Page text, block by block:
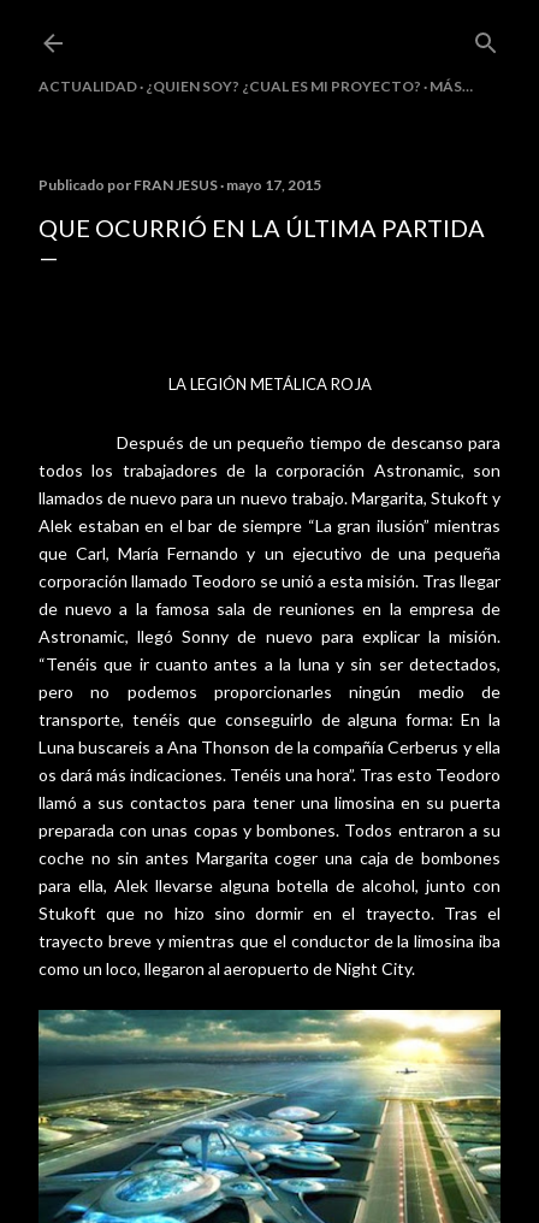
ACTUALIDAD ¿QUIEN SOY? ¿CUAL ES MI PROYECTO? MÁS…
Publicado por FRAN JESUS mayo 17, 2015
QUE OCURRIÓ EN LA ÚLTIMA PARTIDA
LA LEGIÓN METÁLICA ROJA
Después de un pequeño tiempo de descanso para
todos los trabajadores de la corporación Astronamic, son
llamados de nuevo para un nuevo trabajo. Margarita, Stukoft y
Alek estaban en el bar de siempre “La gran ilusión” mientras
que Carl, María Fernando y un ejecutivo de una pequeña
corporación llamado Teodoro se unió a esta misión. Tras llegar
de nuevo a la famosa sala de reuniones en la empresa de
Astronamic, llegó Sonny de nuevo para explicar la misión.
“Tenéis que ir cuanto antes a la luna y sin ser detectados,
pero no podemos proporcionarles ningún medio de
transporte, tenéis que conseguirlo de alguna forma: En la
Luna buscareis a Ana Thonson de la compañía Cerberus y ella
os dará más indicaciones. Tenéis una hora”. Tras esto Teodoro
llamó a sus contactos para tener una limosina en su puerta
preparada con unas copas y bombones. Todos entraron a su
coche no sin antes Margarita coger una caja de bombones
para ella, Alek llevarse alguna botella de alcohol, junto con
Stukoft que no hizo sino dormir en el trayecto. Tras el
trayecto breve y mientras que el conductor de la limosina iba
como un loco, llegaron al aeropuerto de Night City.